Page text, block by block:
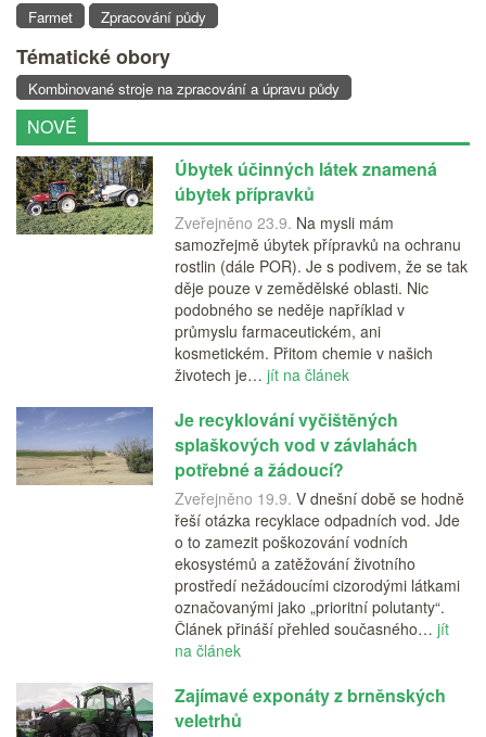
Farmet Zpracování půdy
Tématické obory
Kombinované stroje na zpracování a úpravu půdy
NOVÉ
Úbytek účinných látek znamená
úbytek přípravků
Zveřejněno 23.9. Na mysli mám
samozřejmě úbytek přípravků na ochranu
rostlin (dále POR). Je s podivem, že se tak
děje pouze v zemědělské oblasti. Nic
podobného se neděje například v
průmyslu farmaceutickém, ani
kosmetickém. Přitom chemie v našich
životech je… jít na článek
Je recyklování vyčištěných
splaškových vod v závlahách
potřebné a žádoucí?
Zveřejněno 19.9. V dnešní době se hodně
řeší otázka recyklace odpadních vod. Jde
o to zamezit poškozování vodních
ekosystémů a zatěžování životního
prostředí nežádoucími cizorodými látkami
označovanými jako „prioritní polutanty“.
Článek přináší přehled současného… jít
na článek
Zajímavé exponáty z brněnských
veletrhů